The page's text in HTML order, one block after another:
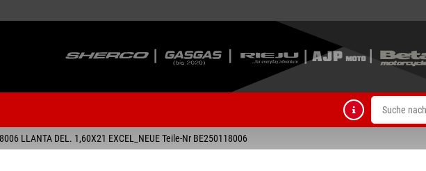
LLANTA DEL. 1,60X21 EXCEL_NEUE Teile-Nr BE250118006